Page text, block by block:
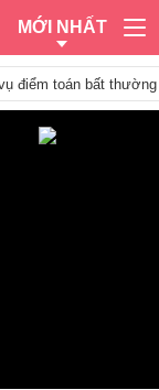
MỚI NHẤT
điểm toán bất